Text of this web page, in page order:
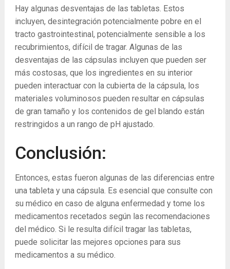
Hay algunas desventajas de las tabletas. Estos
incluyen, desintegración potencialmente pobre en el
tracto gastrointestinal, potencialmente sensible a los
recubrimientos, difícil de tragar. Algunas de las
desventajas de las cápsulas incluyen que pueden ser
más costosas, que los ingredientes en su interior
pueden interactuar con la cubierta de la cápsula, los
materiales voluminosos pueden resultar en cápsulas
de gran tamaño y los contenidos de gel blando están
restringidos a un rango de pH ajustado.
Conclusión:
Entonces, estas fueron algunas de las diferencias entre
una tableta y una cápsula. Es esencial que consulte con
su médico en caso de alguna enfermedad y tome los
medicamentos recetados según las recomendaciones
del médico. Si le resulta difícil tragar las tabletas,
puede solicitar las mejores opciones para sus
medicamentos a su médico.